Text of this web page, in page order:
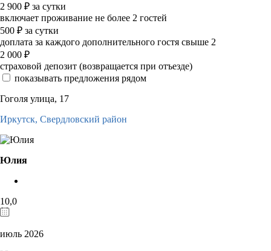
2 900 ₽ за сутки
включает проживание не более 2 гостей
500 ₽ за сутки
доплата за каждого дополнительного гостя свыше 2
2 000 ₽
страховой депозит (возвращается при отъезде)
показывать предложения рядом
Гоголя улица, 17
Иркутск, Свердловский район
Юлия
10,0
июль 2026